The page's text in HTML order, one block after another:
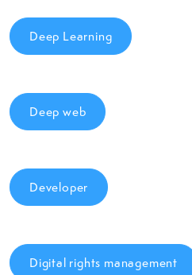
Deep Learning
Deep web
Developer
Digital rights management